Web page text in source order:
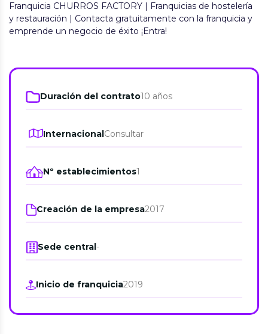
Franquicia CHURROS FACTORY | Franquicias de hostelería
y restauración | Contacta gratuitamente con la franquicia y
emprende un negocio de éxito ¡Entra!
Duración del contrato10 años
InternacionalConsultar
Nº establecimientos1
Creación de la empresa2017
Sede central-
Inicio de franquicia2019